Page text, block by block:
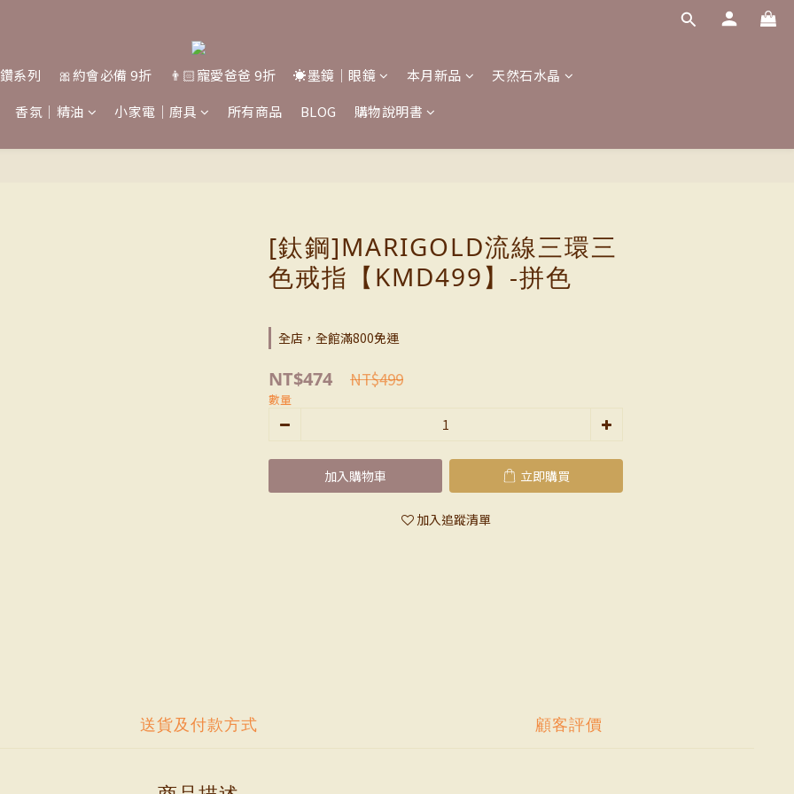
系列 🎀約會必備 9折 👨🏻寵愛爸爸 9折 ☀️墨鏡｜眼鏡 本月新品
天然石水晶
香氛｜精油
小家電｜廚具 所有商品 BLOG 購物說明書
[鈦鋼]MARIGOLD流線三環三
色戒指【KMD499】-拼色
全店，全館滿800免運
NT$474 NT$499
數量
加入購物車 立即購買
加入追蹤清單
送貨及付款方式 顧客評價